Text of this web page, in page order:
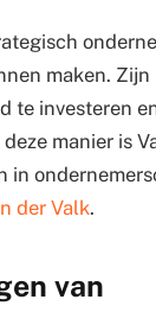
maken. Zijn
te investeren
manier is
in
der Valk.
van